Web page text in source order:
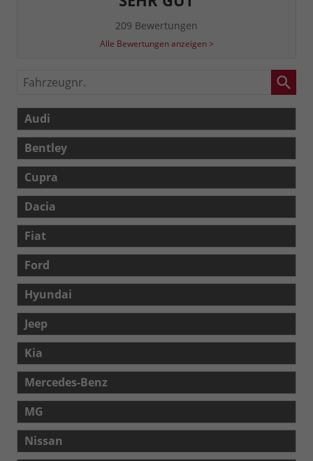
209 Bewertungen
Alle Bewertungen anzeigen >
Fahrzeugnr.
Audi
Bentley
Cupra
Dacia
Fiat
Ford
Hyundai
Jeep
Kia
Mercedes-Benz
MG
Nissan